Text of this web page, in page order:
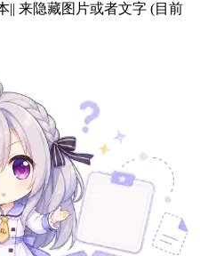
|| 来隐藏图片或者文字 (目前